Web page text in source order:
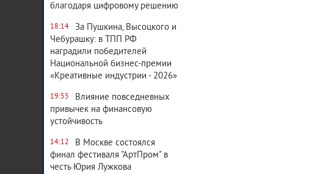
благодаря цифровому решению
18:14
За Пушкина, Высоцкого и
Чебурашку: в ТПП РФ
наградили победителей
Национальной бизнес-премии
«Креативные индустрии - 2026»
19:55
Влияние повседневных
привычек на финансовую
устойчивость
14:12
В Москве состоялся
финал фестиваля "АртПром" в
честь Юрия Лужкова